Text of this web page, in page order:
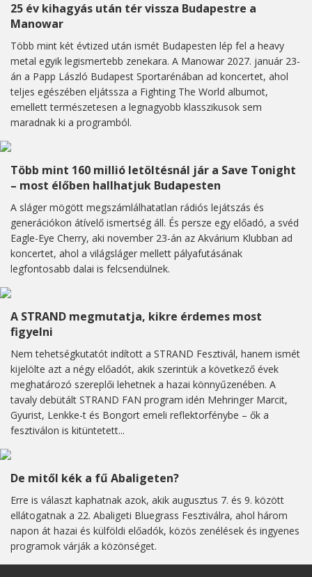
25 év kihagyás után tér vissza Budapestre a
Manowar
Több mint két évtized után ismét Budapesten lép fel a heavy
metal egyik legismertebb zenekara. A Manowar 2027. január 23-
án a Papp László Budapest Sportarénában ad koncertet, ahol
teljes egészében eljátssza a Fighting The World albumot,
emellett természetesen a legnagyobb klasszikusok sem
maradnak ki a programból.
Több mint 160 millió letöltésnál jár a Save Tonight
– most élőben hallhatjuk Budapesten
A sláger mögött megszámlálhatatlan rádiós lejátszás és
generációkon átívelő ismertség áll. És persze egy előadó, a svéd
Eagle-Eye Cherry, aki november 23-án az Akvárium Klubban ad
koncertet, ahol a világsláger mellett pályafutásának
legfontosabb dalai is felcsendülnek.
A STRAND megmutatja, kikre érdemes most
figyelni
Nem tehetségkutatót indított a STRAND Fesztivál, hanem ismét
kijelölte azt a négy előadót, akik szerintük a következő évek
meghatározó szereplői lehetnek a hazai könnyűzenében. A
tavaly debütált STRAND FAN program idén Mehringer Marcit,
Gyurist, Lenkke-t és Bongort emeli reflektorfénybe – ők a
fesztiválon is kitüntetett...
De mitől kék a fű Abaligeten?
Erre is választ kaphatnak azok, akik augusztus 7. és 9. között
ellátogatnak a 22. Abaligeti Bluegrass Fesztiválra, ahol három
napon át hazai és külföldi előadók, közös zenélések és ingyenes
programok várják a közönséget.